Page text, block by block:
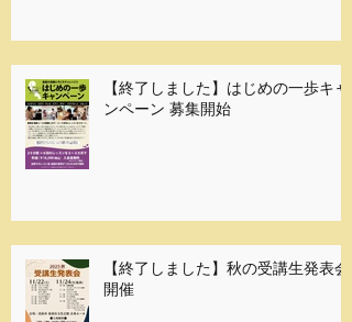
【終了しました】はじめの一歩キャ
ンペーン 募集開始
【終了しました】秋の受講生発表会
開催